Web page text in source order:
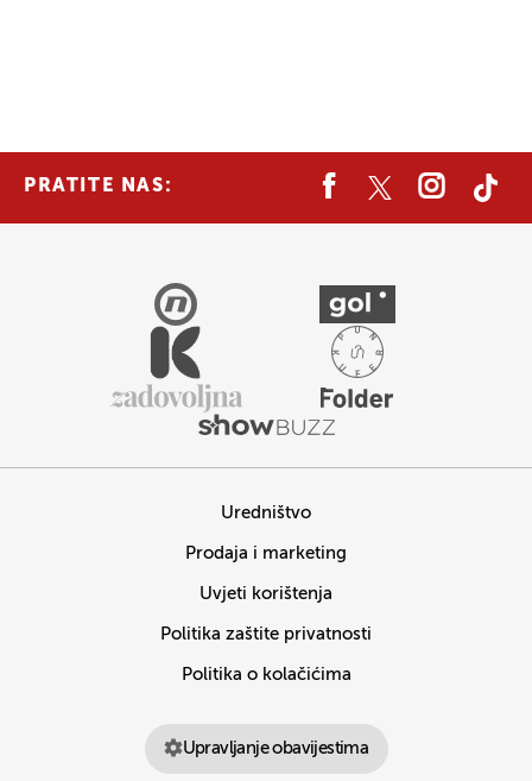
PRATITE NAS:
Uredništvo
Prodaja i marketing
Uvjeti korištenja
Politika zaštite privatnosti
Politika o kolačićima
Upravljanje obavijestima